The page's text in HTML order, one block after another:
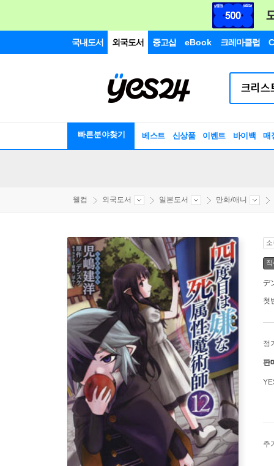
국내도서 외국도서 중고샵 eBook 크레마클럽
빠른분야찾기 베스트 신상품 이벤트 바이백 매
웰컴 외국도서 일본도서 만화/애니
デ
첫
정
판
추